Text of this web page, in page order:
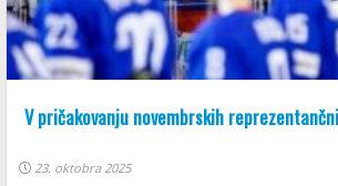
V pričakovanju novembrskih
23. oktobra 2025